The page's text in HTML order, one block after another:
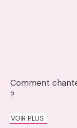
Comment
?
VOIR PLUS